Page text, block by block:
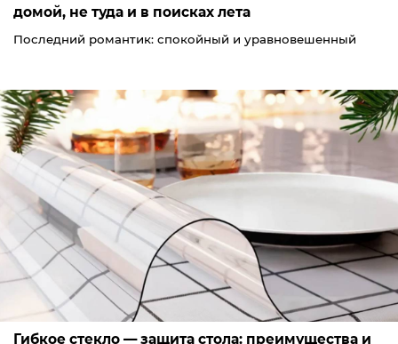
домой, не туда и в поисках лета
Последний романтик: спокойный и уравновешенный
Гибкое стекло — защита стола: преимущества и